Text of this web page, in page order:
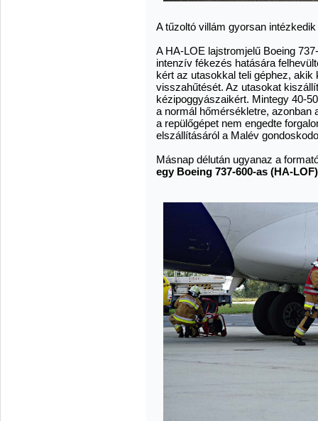
A tűzoltó villám gyorsan intézkedik
A HA-LOE lajstromjelű Boeing
intenzív fékezés hatására
kért az utasokkal teli géphez,
visszahűtését. Az utasokat
kézipoggyászaikért. Mintegy 40-
a normál hőmérsékletre, azonban
a repülőgépet nem engedte
elszállításáról a Malév
Másnap délután ugyanaz a
egy Boeing 737-600-as (HA-